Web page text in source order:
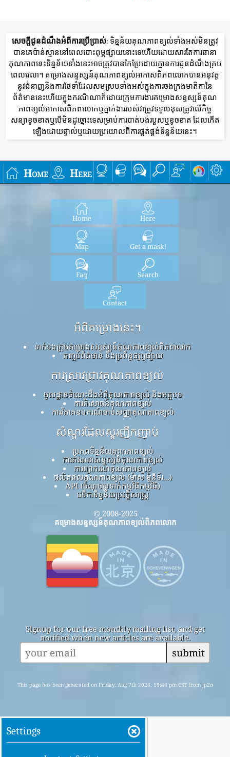
សេចក្តីជូនដំណឹងអំពីការប្រើប្រាស់: ទិន្នន័យគុណភាពខ្យល់ទាំងអស់មិនត្រូវ
បានគេប៉ាន់ស្មាននៅពេលបោះពុម្ភផ្សាយនោះទេហើយដោយសារតែការធានា
គុណភាពនេះទិន្នន័យទាំងនេះអាចត្រូវបានកែប្រែដោយគ្មានការជូនដំណឹងគ្រប់
ពេលវេលា។ គម្រោងសន្ទស្សន៍គុណភាពខ្យល់អាកាសពិភពលោកបានអនុវត្ត
នូវជំនាញនិងការថែទាំដែលសមស្របទាំងអស់ក្នុងការចងក្រងមាតិកានៃ
ព័ត៌មាននេះហើយក្នុងករណីណាក៏ដោយក្រុមការងារគម្រោងសន្ទស្សន៍គុណ
ភាពខ្យល់អាកាសពិភពលោកឬភ្នាក់ងាររបស់វាត្រូវទទួលខុសត្រូវលើកិច្ច
សន្យាខូចខាតឬបើមិនដូច្នោះទេសម្រាប់ការបាត់បង់របួសឬខូចខាត ដែលកើត
ឡើងដោយផ្ទាល់ឬដោយប្រយោលពីការផ្គត់ផ្គង់ទិន្នន័យនេះ។
Home Here
Home Here
Map Get a mask!
Faq Search
Contact
អំពីគម្រោងនេះ។
ទាក់ទងក្រុមគម្រោងសន្ទស្សន៍គុណភាពខ្យល់ពិភពលោក
កញ្ចប់ព័ត៌មាន និងប្រព័ន្ធផ្សព្វផ្សាយ
ការស្រាវជ្រាវគុណភាពខ្យល់
មូលដ្ឋានចំណេះដឹងអំពីគុណភាពខ្យល់ និងអត្ថបទ
ការពិសោធន៍គុណភាពខ្យល់
ការវិភាគឧបករណ៍ចាប់សញ្ញាគុណភាពខ្យល់
សំណួរដែលសួរញឹកញាប់
ប្រភពទិន្នន័យគុណភាពខ្យល់
ការគណនាសន្ទស្សន៍គុណភាពខ្យល់
ការព្យាករណ៍គុណភាពខ្យល់
ផលិតផលគុណភាពខ្យល់ (ម៉ាស ម៉ូនីទ័រ...)
API (ចំណុចប្រទាក់កម្មវិធីកម្មវិធី)
វេទិកាទិន្នន័យប្រវត្តិសាស្ត្រ
© 2008-2025
គម្រោងសន្ទស្សន៍គុណភាពខ្យល់ពិភពលោក
Signup for our free monthly mailing list, and get
notified when new articles are available.
submit
This page has been generated on Friday, Aug 7th 2026, 19:46 pm CST from jp2n
Settings